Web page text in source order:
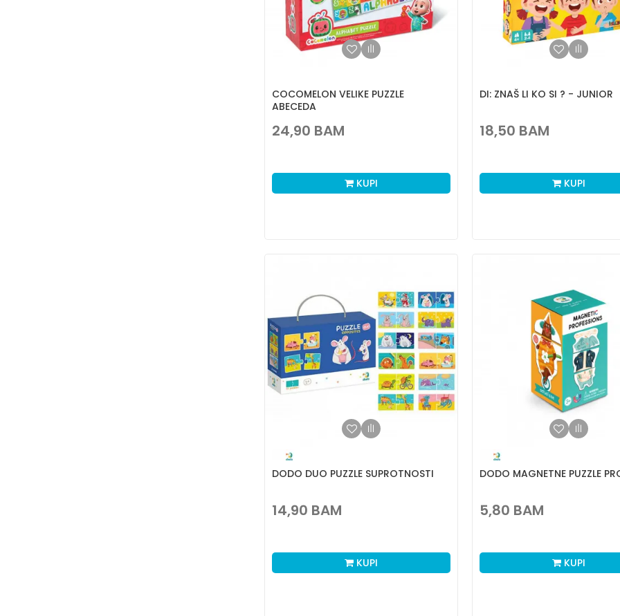
COCOMELON VELIKE PUZZLE
ABECEDA
24,90 BAM
KUPI
DI: ZNAŠ LI KO SI ? - JUNIOR
18,50 BAM
KUPI
DODO DUO PUZZLE SUPROTNOSTI
14,90 BAM
KUPI
DODO MAGNETNE PUZZLE
5,80 BAM
KUPI